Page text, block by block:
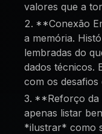
valores que a
**Conexão
a memória.
lembradas do
dados técnicos.
com os desafios
**Reforço da
apenas listar
*ilustrar* como